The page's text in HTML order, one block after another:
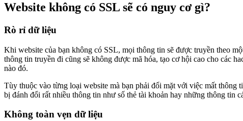
Website không có SSL sẽ có nguy cơ gì?
Rò rỉ dữ liệu
Khi website của bạn không có SSL, mọi thông tin sẽ được truyền theo
thông tin truyền đi cũng sẽ không được mã hóa, tạo cơ hội cao cho các
nào đó.
Tùy thuộc vào từng loại website mà bạn phải đối mặt với việc mất
bị đánh đổi rất nhiều thông tin như số thẻ tài khoản hay những thông tin
Không toàn vẹn dữ liệu